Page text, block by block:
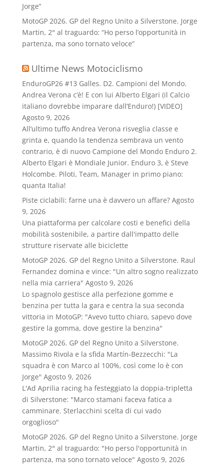
Jorge”
MotoGP 2026. GP del Regno Unito a Silverstone. Jorge
Martin, 2° al traguardo: “Ho perso l’opportunità in
partenza, ma sono tornato veloce”
Ultime News Motociclismo
EnduroGP26 #13 Galles. D2. Campioni del Mondo.
Andrea Verona c’è! E con lui Alberto Elgari (il Calcio
italiano dovrebbe imparare dall’Enduro!) [VIDEO]
Agosto 9, 2026
All’ultimo tuffo Andrea Verona risveglia classe e
grinta e, quando la tendenza sembrava un vento
contrario, è di nuovo Campione del Mondo Enduro 2.
Alberto Elgari è Mondiale Junior. Enduro 3, è Steve
Holcombe. Piloti, Team, Manager in primo piano:
quanta Italia!
Piste ciclabili: farne una è davvero un affare? Agosto
9, 2026
Una piattaforma per calcolare costi e benefici della
mobilità sostenibile, a partire dall'impatto delle
strutture riservate alle biciclette
MotoGP 2026. GP del Regno Unito a Silverstone. Raul
Fernandez domina e vince: "Un altro sogno realizzato
nella mia carriera" Agosto 9, 2026
Lo spagnolo gestisce alla perfezione gomme e
benzina per tutta la gara e centra la sua seconda
vittoria in MotoGP: "Avevo tutto chiaro, sapevo dove
gestire la gomma, dove gestire la benzina"
MotoGP 2026. GP del Regno Unito a Silverstone.
Massimo Rivola e la sfida Martín-Bezzecchi: "La
squadra è con Marco al 100%, così come lo è con
Jorge" Agosto 9, 2026
L'Ad Aprilia racing ha festeggiato la doppia-tripletta
di Silverstone: "Marco stamani faceva fatica a
camminare. Sterlacchini scelta di cui vado
orgoglioso"
MotoGP 2026. GP del Regno Unito a Silverstone. Jorge
Martin, 2° al traguardo: "Ho perso l'opportunità in
partenza, ma sono tornato veloce" Agosto 9, 2026